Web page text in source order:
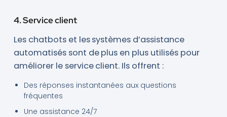
4. Service client
Les chatbots et les systèmes d’assistance
automatisés sont de plus en plus utilisés pour
améliorer le service client. Ils offrent :
Des réponses instantanées aux questions
fréquentes
Une assistance 24/7